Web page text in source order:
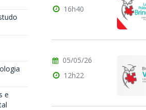
e
16h40
05/05/26
12h22